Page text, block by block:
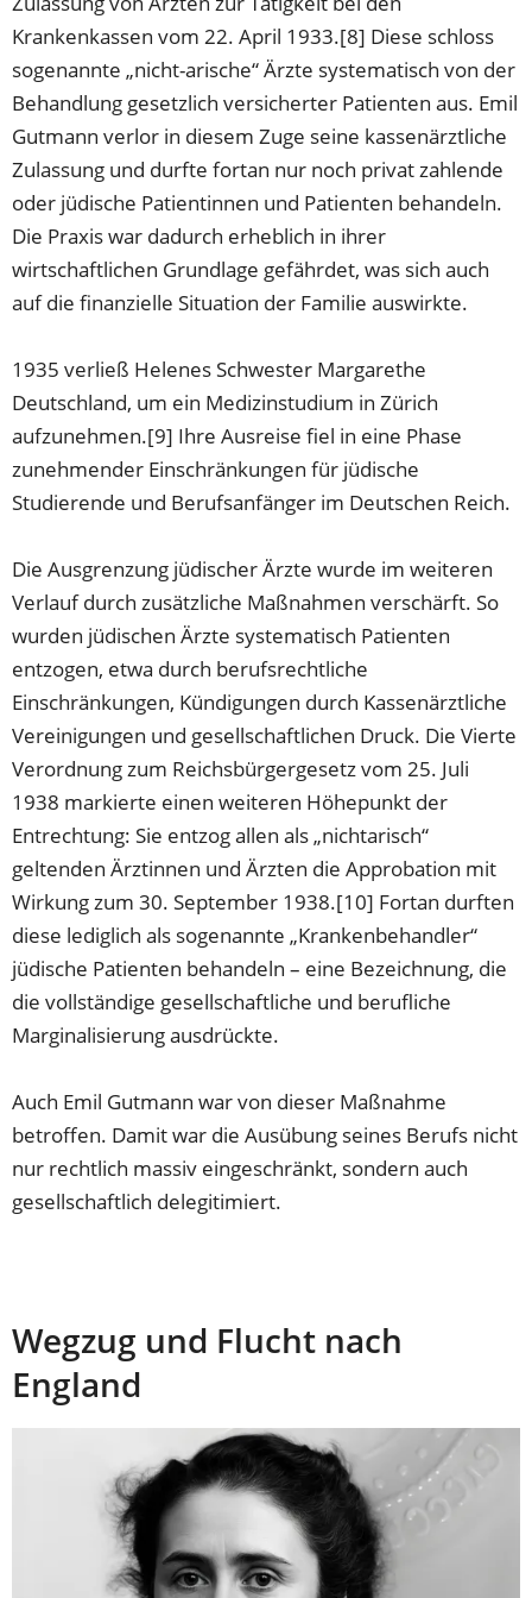
Krankenkassen vom 22. April 1933.[8] Diese schloss
sogenannte „nicht-arische“ Ärzte systematisch von der
Behandlung gesetzlich versicherter Patienten aus. Emil
Gutmann verlor in diesem Zuge seine kassenärztliche
Zulassung und durfte fortan nur noch privat zahlende
oder jüdische Patientinnen und Patienten behandeln.
Die Praxis war dadurch erheblich in ihrer
wirtschaftlichen Grundlage gefährdet, was sich auch
auf die finanzielle Situation der Familie auswirkte.
1935 verließ Helenes Schwester Margarethe
Deutschland, um ein Medizinstudium in Zürich
aufzunehmen.[9] Ihre Ausreise fiel in eine Phase
zunehmender Einschränkungen für jüdische
Studierende und Berufsanfänger im Deutschen Reich.
Die Ausgrenzung jüdischer Ärzte wurde im weiteren
Verlauf durch zusätzliche Maßnahmen verschärft. So
wurden jüdischen Ärzte systematisch Patienten
entzogen, etwa durch berufsrechtliche
Einschränkungen, Kündigungen durch Kassenärztliche
Vereinigungen und gesellschaftlichen Druck. Die Vierte
Verordnung zum Reichsbürgergesetz vom 25. Juli
1938 markierte einen weiteren Höhepunkt der
Entrechtung: Sie entzog allen als „nichtarisch“
geltenden Ärztinnen und Ärzten die Approbation mit
Wirkung zum 30. September 1938.[10] Fortan durften
diese lediglich als sogenannte „Krankenbehandler“
jüdische Patienten behandeln – eine Bezeichnung, die
die vollständige gesellschaftliche und berufliche
Marginalisierung ausdrückte.
Auch Emil Gutmann war von dieser Maßnahme
betroffen. Damit war die Ausübung seines Berufs nicht
nur rechtlich massiv eingeschränkt, sondern auch
gesellschaftlich delegitimiert.
Wegzug und Flucht nach
England